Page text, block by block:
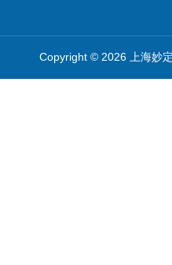
Copyright © 2026 上海妙